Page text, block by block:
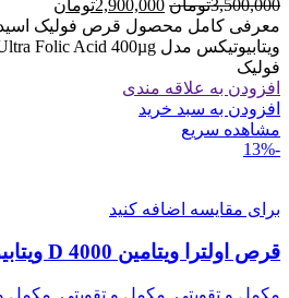
3,500,000تومان
اصلی
3,500,000تومان
2,900,000تومان
فعلی
فولیک
افزودن به علاقه مندی
افزودن به سبد خرید
مشاهده سریع
-13%
برای مقایسه اضافه کنید
قرص اولترا ویتامین D 4000 ویتابیوتیکس